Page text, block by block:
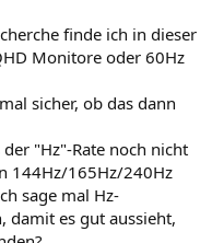
finde ich in dieser
Monitore oder 60Hz
sicher, ob das dann
"Hz"-Rate noch nicht
144Hz/165Hz/240Hz
sage mal Hz-
damit es gut aussieht,